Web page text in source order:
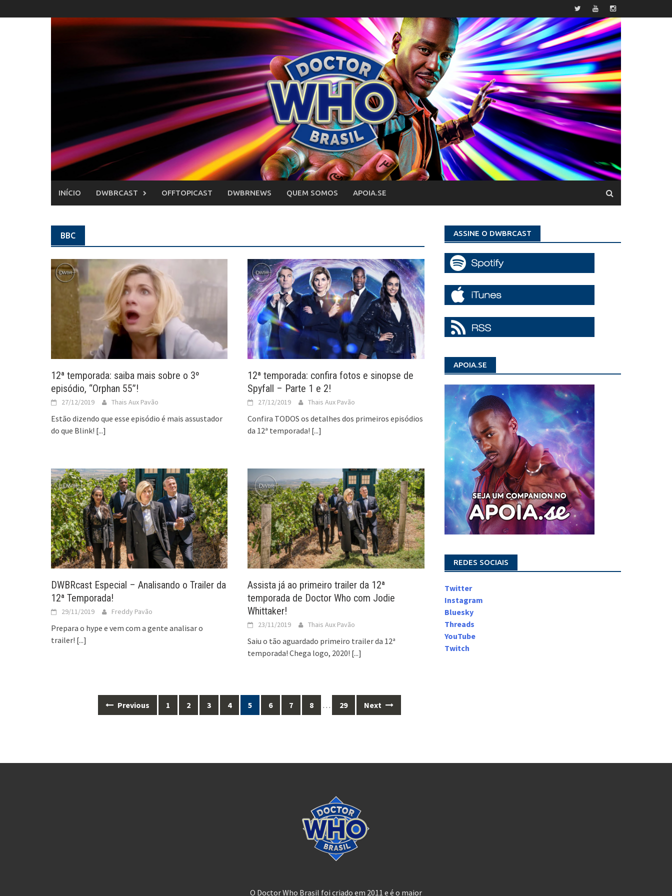
to
INÍCIO DWBRCAST OFFTOPICAST DWBRNEWS QUEM SOMOS APOIA.SE
BBC
12ª temporada: saiba mais sobre o 3º
episódio, “Orphan 55”!
27/12/2019 Thais Aux Pavão
Estão dizendo que esse episódio é mais assustador
do que Blink! [...]
12ª temporada: confira fotos e sinopse de
Spyfall – Parte 1 e 2!
27/12/2019 Thais Aux Pavão
Confira TODOS os detalhes dos primeiros episódios
da 12ª temporada! [...]
DWBRcast Especial – Analisando o Trailer da
12ª Temporada!
29/11/2019 Freddy Pavão
Prepara o hype e vem com a gente analisar o
trailer! [...]
Assista já ao primeiro trailer da 12ª
temporada de Doctor Who com Jodie
Whittaker!
23/11/2019 Thais Aux Pavão
Saiu o tão aguardado primeiro trailer da 12ª
temporada! Chega logo, 2020! [...]
navigation
Previous 1 2 3 4 5 6 7 8 … 29 Next
ASSINE O DWBRCAST
APOIA.SE
REDES SOCIAIS
Twitter
Instagram
Bluesky
Threads
YouTube
Twitch
O Doctor Who Brasil foi criado em 2011 e é o maior